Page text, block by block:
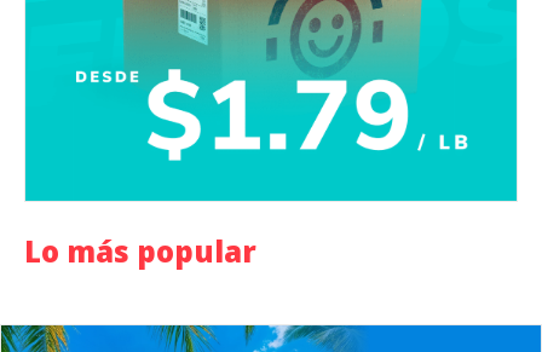
Lo más popular